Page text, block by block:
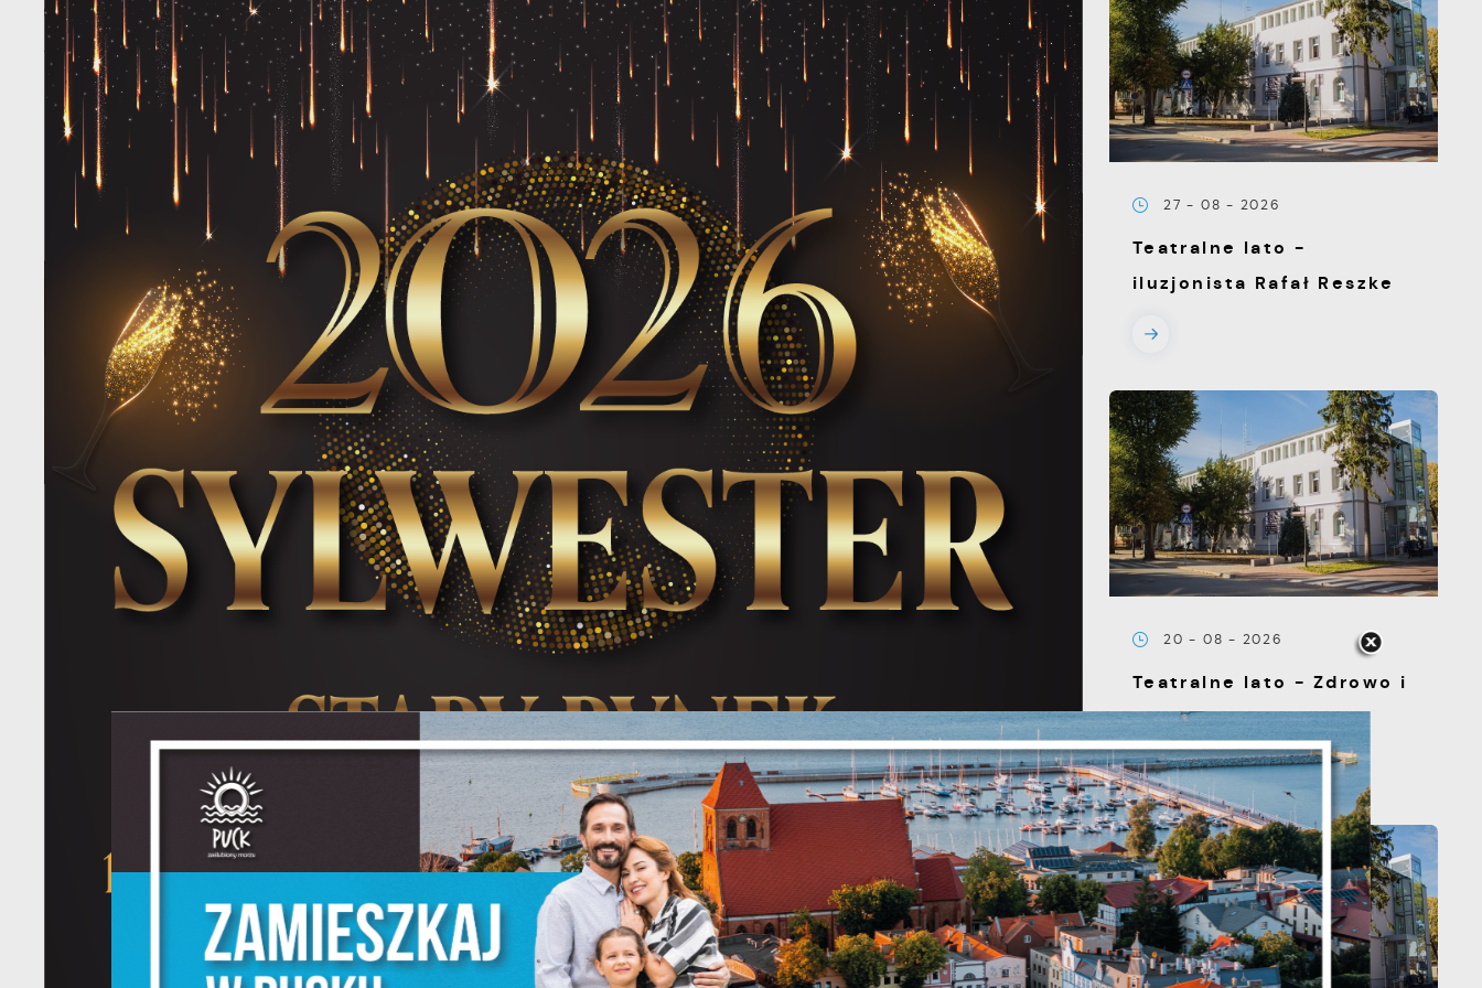
27 - 08 - 2026
Teatralne lato -
iluzjonista Rafał Reszke
20 - 08 - 2026
Teatralne lato - Zdrowo i
kolorowo
Ustawienia
Szanujemy Twoją prywatność. Możesz zmienić ustawienia cookies
lub zaakceptować je wszystkie. W dowolnym momencie możesz
dokonać zmiany swoich ustawień.
Niezbędne
Niezbędne pliki cookies służą do prawidłowego funkcjonowania
strony internetowej i umożliwiają Ci komfortowe korzystanie z